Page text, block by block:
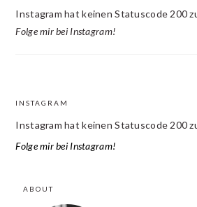
Instagram hat keinen Statuscode 200
Folge mir bei Instagram!
FOOTER
INSTAGRAM
Instagram hat keinen Statuscode 200
Folge mir bei Instagram!
ABOUT